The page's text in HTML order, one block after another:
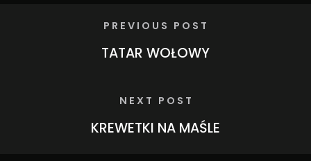
PREVIOUS POST
TATAR WOŁOWY
NEXT POST
KREWETKI NA MAŚLE